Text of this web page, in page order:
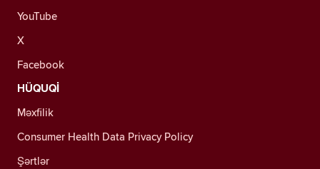
YouTube
X
Facebook
HÜQUQİ
Məxfilik
Consumer Health Data Privacy Policy
Şərtlər